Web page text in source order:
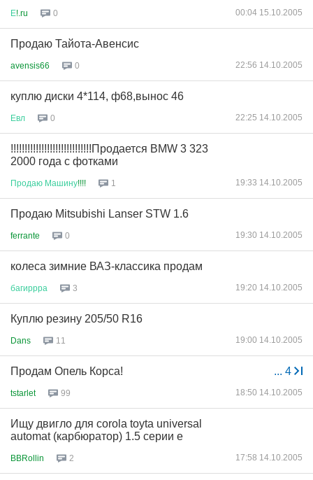
Е!.ru 0 00:04 15.10.2005
Продаю Тайота-Авенсис
avensis66 0 22:56 14.10.2005
куплю диски 4*114, ф68,вынос 46
Евл 0 22:25 14.10.2005
!!!!!!!!!!!!!!!!!!!!!!!!!!!!!Продается BMW 3 323
2000 года с фотками
Продаю Машину!!!! 1 19:33 14.10.2005
Продаю Mitsubishi Lanser STW 1.6
ferrante 0 19:30 14.10.2005
колеса зимние ВАЗ-классика продам
багиррра 3 19:20 14.10.2005
Куплю резину 205/50 R16
Dans 11 19:00 14.10.2005
... 4
Продам Опель Корса!
tstarlet 99 18:50 14.10.2005
Ищу двигло для corola toyta universal
automat (карбюратор) 1.5 серии е
BBRollin 2 17:58 14.10.2005